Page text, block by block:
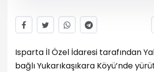
Isparta İl Özel İdaresi tarafından
bağlı Yukarıkaşıkara Köyü’nde